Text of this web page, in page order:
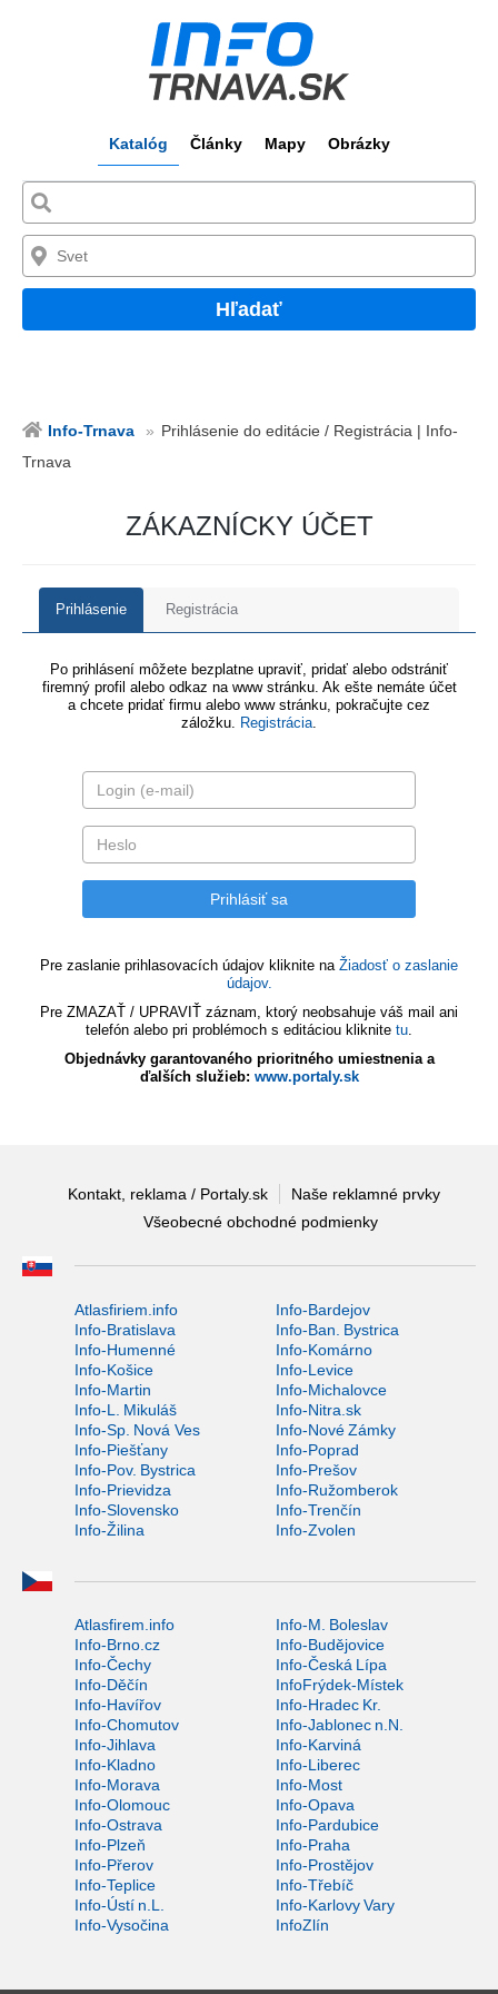
Katalóg Články Mapy Obrázky
Hľadať
Info-Trnava
Prihlásenie do editácie / Registrácia | Info-
Trnava
ZÁKAZNÍCKY ÚČET
Prihlásenie Registrácia
Po prihlásení môžete bezplatne upraviť, pridať alebo odstrániť
firemný profil alebo odkaz na www stránku. Ak ešte nemáte účet
a chcete pridať firmu alebo www stránku, pokračujte cez
záložku. Registrácia.
Pre zaslanie prihlasovacích údajov kliknite na Žiadosť o zaslanie
údajov.
Pre ZMAZAŤ / UPRAVIŤ záznam, ktorý neobsahuje váš mail ani
telefón alebo pri problémoch s editáciou kliknite tu.
Objednávky garantovaného prioritného umiestnenia a
ďalších služieb: www.portaly.sk
Kontakt, reklama / Portaly.sk
Naše reklamné prvky
Všeobecné obchodné podmienky
Atlasfiriem.info
Info-Bardejov
Info-Bratislava
Info-Ban. Bystrica
Info-Humenné
Info-Komárno
Info-Košice
Info-Levice
Info-Martin
Info-Michalovce
Info-L. Mikuláš
Info-Nitra.sk
Info-Sp. Nová Ves
Info-Nové Zámky
Info-Piešťany
Info-Poprad
Info-Pov. Bystrica
Info-Prešov
Info-Prievidza
Info-Ružomberok
Info-Slovensko
Info-Trenčín
Info-Žilina
Info-Zvolen
Atlasfirem.info
Info-M. Boleslav
Info-Brno.cz
Info-Budějovice
Info-Čechy
Info-Česká Lípa
Info-Děčín
InfoFrýdek-Místek
Info-Havířov
Info-Hradec Kr.
Info-Chomutov
Info-Jablonec n.N.
Info-Jihlava
Info-Karviná
Info-Kladno
Info-Liberec
Info-Morava
Info-Most
Info-Olomouc
Info-Opava
Info-Ostrava
Info-Pardubice
Info-Plzeň
Info-Praha
Info-Přerov
Info-Prostějov
Info-Teplice
Info-Třebíč
Info-Ústí n.L.
Info-Karlovy Vary
Info-Vysočina
InfoZlín